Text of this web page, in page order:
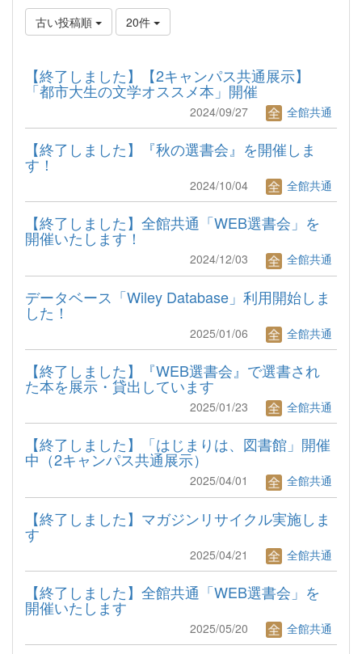
古い投稿順 20件
【終了しました】【2キャンパス共通展示】
「都市大生の文学オススメ本」開催
2024/09/27 全館共通
【終了しました】『秋の選書会』を開催しま
す！
2024/10/04 全館共通
【終了しました】全館共通「WEB選書会」を
開催いたします！
2024/12/03 全館共通
データベース「Wiley Database」利用開始しま
した！
2025/01/06 全館共通
【終了しました】『WEB選書会』で選書され
た本を展示・貸出しています
2025/01/23 全館共通
【終了しました】「はじまりは、図書館」開催
中（2キャンパス共通展示）
2025/04/01 全館共通
【終了しました】マガジンリサイクル実施しま
す
2025/04/21 全館共通
【終了しました】全館共通「WEB選書会」を
開催いたします
2025/05/20 全館共通